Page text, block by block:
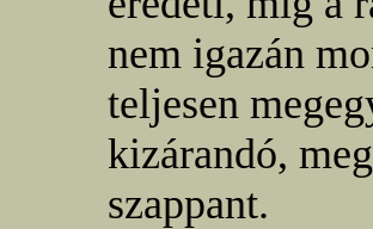
nem igazán
teljesen
kizárandó,
szappant.